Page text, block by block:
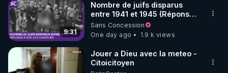
9:31
Nombre de juifs disparus
entre 1941 et 1945 (Réponse
à mes accusateurs)
Sans Concession
One day ago
1.9 k views
Jouer a Dieu avec la meteo -
Citoicitoyen